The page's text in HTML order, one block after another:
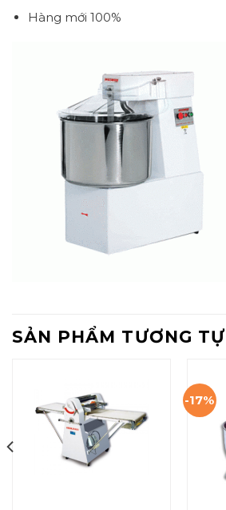
Hàng mới 100%
SẢN PHẨM TƯƠNG TỰ
-17%